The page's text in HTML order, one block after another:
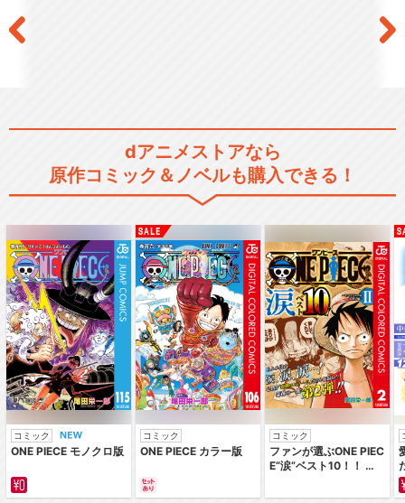
dアニメストアなら
原作コミック＆ノベルも購入できる！
コミック
ONE PIECE モノクロ版
コミック
ONE PIECE カラー版
コミック
ファンが選ぶONE PIEC
E“涙”ベスト10！！ ～
編～ カラー版